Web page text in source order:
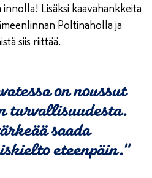
Lisäksi kaavahankkeita
Poltinaholla ja
siis riittää.
on noussut
turvallisuudesta.
saada
eteenpäin.”